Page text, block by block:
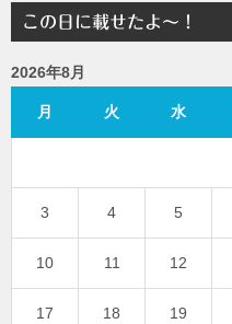
この日に載せたよ～！
2026年8月
月 火 水
3 4 5
10 11 12
17 18 19